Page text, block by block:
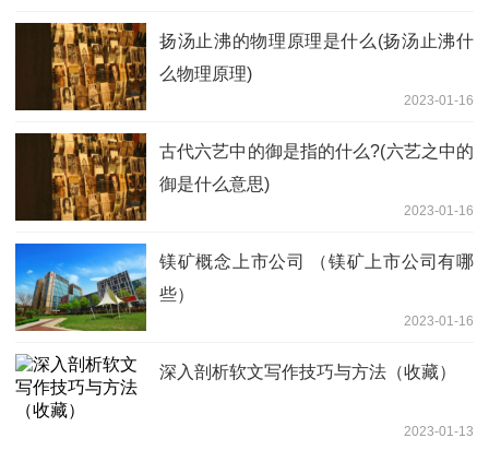
扬汤止沸的物理原理是什么(扬汤止沸什
么物理原理)
2023-01-16
古代六艺中的御是指的什么?(六艺之中的
御是什么意思)
2023-01-16
镁矿概念上市公司 （镁矿上市公司有哪
些）
2023-01-16
深入剖析软文写作技巧与方法（收藏）
2023-01-13